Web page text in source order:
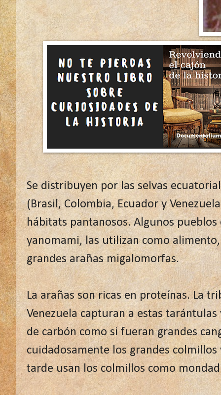
Se distribuyen por las selvas
(Brasil, Colombia, Ecuador y
hábitats pantanosos. Algunos pueblos
yanomami, las utilizan como
grandes arañas migalomorfas.
La arañas son ricas en proteínas. La
Venezuela capturan a estas tarántulas
de carbón como si fueran grandes
cuidadosamente los grandes colmillos
tarde usan los colmillos como